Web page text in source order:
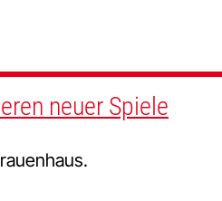
neuer Spiele